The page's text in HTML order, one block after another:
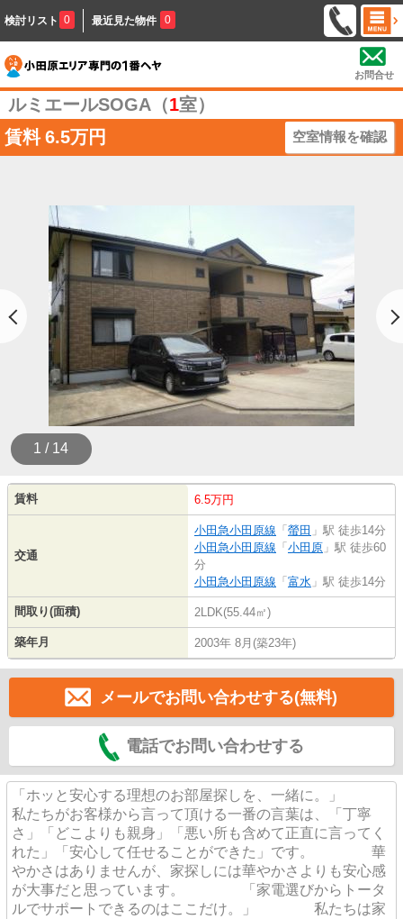
検討リスト 0 最近見た物件 0
お問合せ
ルミエールSOGA（1室）
賃料 6.5万円 空室情報を確認
1 / 14
賃料 6.5万円
交通
小田急小田原線 「 螢田 」駅 徒歩14分
小田急小田原線 「 小田原 」駅 徒歩60
分
小田急小田原線 「 富水 」駅 徒歩14分
間取り(面積) 2LDK(55.44㎡)
築年月 2003年 8月(築23年)
メールでお問い合わせする(無料)
電話でお問い合わせする
「ホッと安心する理想のお部屋探しを、一緒に。」
私たちがお客様から言って頂ける一番の言葉は、「丁寧
さ」「どこよりも親身」「悪い所も含めて正直に言ってく
れた」「安心して任せることができた」です。 華
やかさはありませんが、家探しには華やかさよりも安心感
が大事だと思っています。 「家電選びからトータ
ルでサポートできるのはここだけ。」 私たちは家